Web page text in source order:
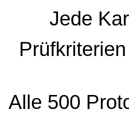
Jede
Alle 500